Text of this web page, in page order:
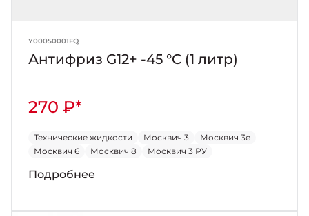
Y00050001FQ
Антифриз G12+ -45 °C (1 литр)
270 ₽*
Технические жидкости Москвич 3
Москвич 3е
Москвич 6
Москвич 8 Москвич 3 РУ
Подробнее